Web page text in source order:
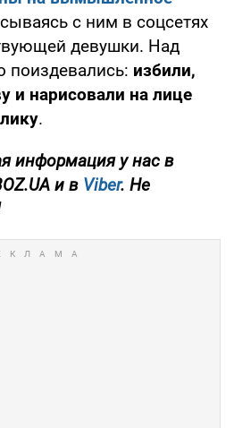
с ним в соцсетях
девушки. Над
поиздевались: избили,
и нарисовали на лице
.
информация у нас в
и в Viber. Не